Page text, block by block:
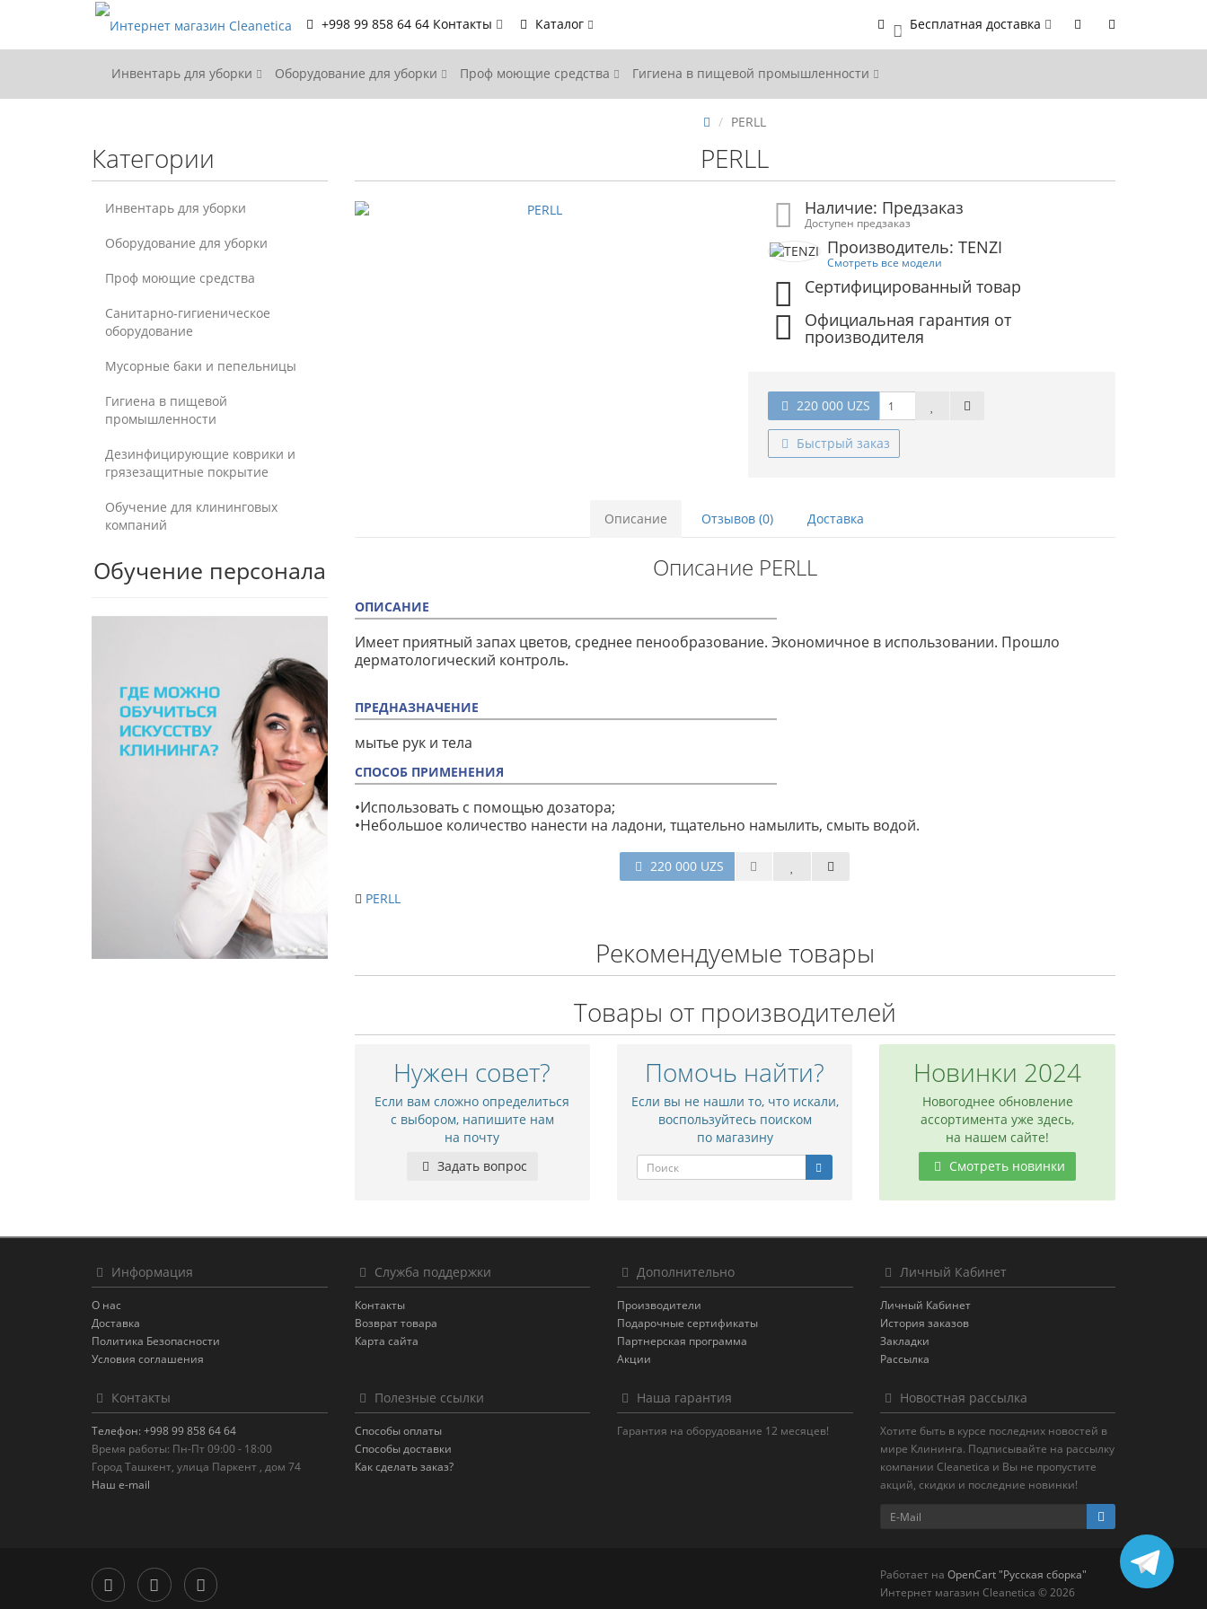
+998 99 858 64 64 Контакты Каталог 0 Бесплатная доставка
Инвентарь для уборки Оборудование для уборки Проф моющие средства Гигиена в пищевой промышленности
Категории
Инвентарь для уборки
Оборудование для уборки
Проф моющие средства
Санитарно-гигиеническое
оборудование
Мусорные баки и пепельницы
Гигиена в пищевой
промышленности
Дезинфицирующие коврики и
грязезащитные покрытие
Обучение для клининговых
компаний
Обучение персонала
PERLL
PERLL
Наличие: Предзаказ
Доступен предзаказ
Производитель: TENZI
Смотреть все модели
Сертифицированный товар
Официальная гарантия от
производителя
220 000 UZS
Быстрый заказ
Описание Отзывов (0) Доставка
Описание PERLL
ОПИСАНИЕ
Имеет приятный запах цветов, среднее пенообразование. Экономичное в использовании. Прошло
дерматологический контроль.
ПРЕДНАЗНАЧЕНИЕ
мытье рук и тела
СПОСОБ ПРИМЕНЕНИЯ
•Использовать с помощью дозатора;
•Небольшое количество нанести на ладони, тщательно намылить, смыть водой.
220 000 UZS
PERLL
Рекомендуемые товары
Товары от производителей
Нужен совет?
Если вам сложно определиться
с выбором, напишите нам
на почту
Задать вопрос
Помочь найти?
Если вы не нашли то, что искали,
воспользуйтесь поиском
по магазину
Новинки 2024
Новогоднее обновление
ассортимента уже здесь,
на нашем сайте!
Смотреть новинки
Информация
О нас
Доставка
Политика Безопасности
Условия соглашения
Служба поддержки
Контакты
Возврат товара
Карта сайта
Дополнительно
Производители
Подарочные сертификаты
Партнерская программа
Акции
Личный Кабинет
Личный Кабинет
История заказов
Закладки
Рассылка
Контакты
Телефон: +998 99 858 64 64
Время работы: Пн-Пт 09:00 - 18:00
Город Ташкент, улица Паркент , дом 74
Наш e-mail
Полезные ссылки
Способы оплаты
Способы доставки
Как сделать заказ?
Наша гарантия
Гарантия на оборудование 12 месяцев!
Новостная рассылка
Хотите быть в курсе последних новостей в
мире Клининга. Подписывайте на рассылку
компании Cleanetica и Вы не пропустите
акций, скидки и последние новинки!
Работает на OpenCart "Русская сборка"
Интернет магазин Cleanetica © 2026